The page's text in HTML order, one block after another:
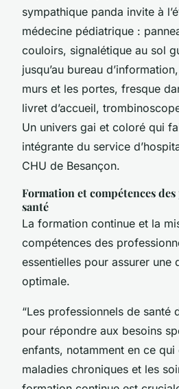
sympathique panda invite à
médecine pédiatrique :
couloirs, signalétique au sol
jusqu’au bureau
murs et les portes, fresque
livret d’accueil,
Un univers gai et coloré qui
intégrante du service
CHU de Besançon.
Formation et compétences
santé
La formation continue et la
compétences des
essentielles pour assurer une
optimale.
“Les professionnels de santé
pour répondre aux besoins
enfants, notamment en ce qui
maladies chroniques et les